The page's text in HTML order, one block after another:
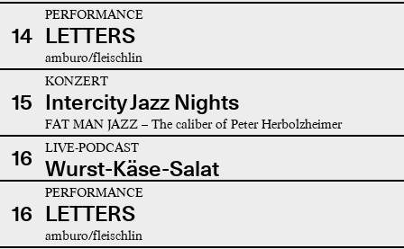
14
PERFORMANCE
LETTERS
amburo/fleischlin
15
KONZERT
Intercity Jazz Nights
FAT MAN JAZZ – The caliber of Peter Herbolzheimer
16 LIVE-PODCAST
Wurst-Käse-Salat
16
PERFORMANCE
LETTERS
amburo/fleischlin